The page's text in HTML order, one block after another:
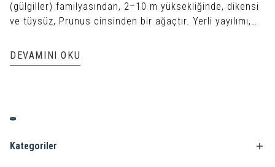
(gülgiller) familyasından, 2–10 m yüksekliğinde, dikensi
ve tüysüz, Prunus cinsinden bir ağaçtır. Yerli yayılımı,
Genetik araştırmalar, Orta Asya'nın ana vatanı olduğunu
göstermektedir.
DEVAMINI OKU
Kategoriler